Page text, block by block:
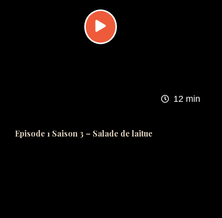
12 min
Episode 1 Saison 3 – Salade de laitue